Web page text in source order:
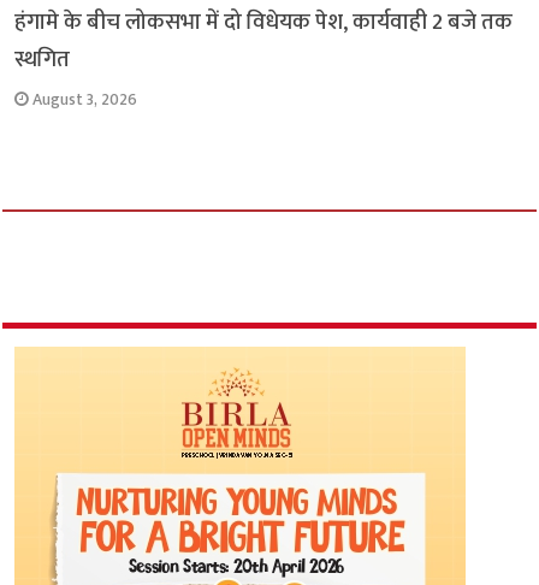
हंगामे के बीच लोकसभा में दो विधेयक पेश, कार्यवाही 2 बजे तक
स्थगित
August 3, 2026